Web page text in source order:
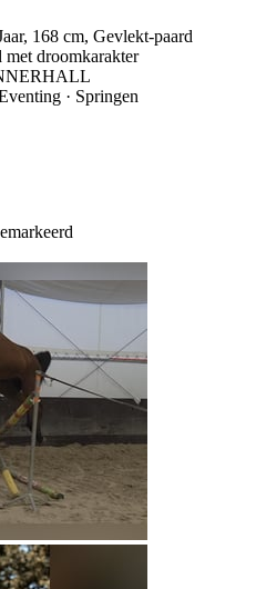
168 cm, Gevlekt-paard
droomkarakter
· Springen